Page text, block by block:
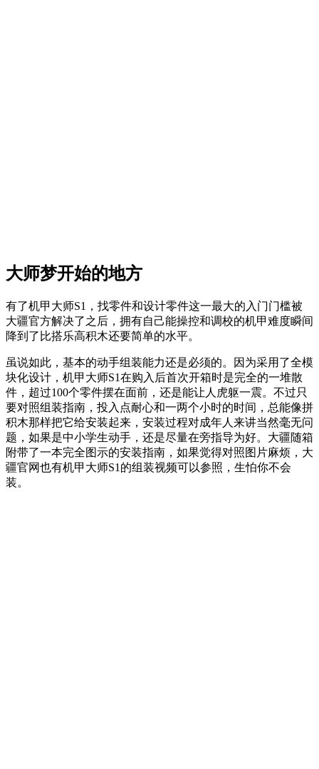
大师梦开始的地方
有了机甲大师S1，找零件和设计零件这一最大的入门门槛被
大疆官方解决了之后，拥有自己能操控和调校的机甲难度瞬间
降到了比搭乐高积木还要简单的水平。
虽说如此，基本的动手组装能力还是必须的。因为采用了全模
块化设计，机甲大师S1在购入后首次开箱时是完全的一堆散
件，超过100个零件摆在面前，还是能让人虎躯一震。不过只
要对照组装指南，投入点耐心和一两个小时的时间，总能像拼
积木那样把它给安装起来，安装过程对成年人来讲当然毫无问
题，如果是中小学生动手，还是尽量在旁指导为好。大疆随箱
附带了一本完全图示的安装指南，如果觉得对照图片麻烦，大
疆官网也有机甲大师S1的组装视频可以参照，生怕你不会
装。